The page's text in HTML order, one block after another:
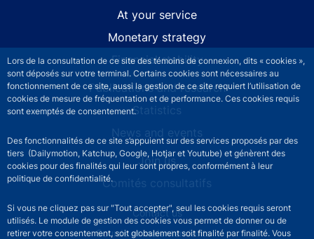
Lors de la consultation de ce site des témoins de connexion, dits « cookies »,
sont déposés sur votre terminal. Certains cookies sont nécessaires au
fonctionnement de ce site, aussi la gestion de ce site requiert l’utilisation de
cookies de mesure de fréquentation et de performance. Ces cookies requis
sont exemptés de consentement.
Des fonctionnalités de ce site s’appuient sur des services proposés par des
tiers (Dailymotion, Katchup, Google, Hotjar et Youtube) et génèrent des
cookies pour des finalités qui leur sont propres, conformément à leur
politique de confidentialité.
Si vous ne cliquez pas sur "Tout accepter", seul les cookies requis seront
utilisés. Le module de gestion des cookies vous permet de donner ou de
retirer votre consentement, soit globalement soit finalité par finalité. Vous
At your service
Monetary strategy
Financial stability
Publications and research
Statistics
News and events
Join us
Comités consultatifs
Footer secondary menuContact us
Sourds et malentendants